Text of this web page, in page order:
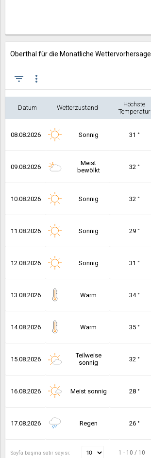
Oberthal für die Monatliche Wettervorhersage
filter_list more_vert
Datum Wetterzustand
Höchste
Temperatur
08.08.2026 Sonnig 31 °
09.08.2026
Meist
bewölkt
32 °
10.08.2026 Sonnig 32 °
11.08.2026 Sonnig 29 °
12.08.2026 Sonnig 31 °
13.08.2026 Warm 34 °
14.08.2026 Warm 35 °
15.08.2026
Teilweise
sonnig
32 °
16.08.2026 Meist sonnig 28 °
17.08.2026 Regen 26 °
Sayfa başına satır sayısı: 1 - 10 / 10